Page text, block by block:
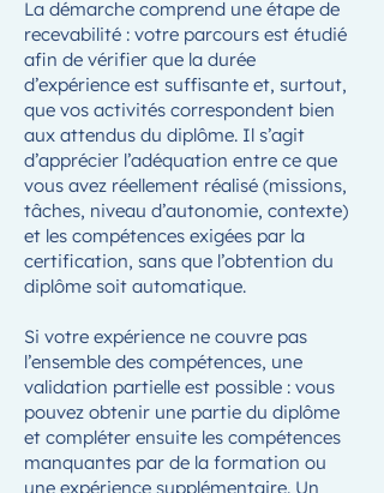
La démarche comprend une étape de
recevabilité : votre parcours est étudié
afin de vérifier que la durée
d’expérience est suffisante et, surtout,
que vos activités correspondent bien
aux attendus du diplôme. Il s’agit
d’apprécier l’adéquation entre ce que
vous avez réellement réalisé (missions,
tâches, niveau d’autonomie, contexte)
et les compétences exigées par la
certification, sans que l’obtention du
diplôme soit automatique.
Si votre expérience ne couvre pas
l’ensemble des compétences, une
validation partielle est possible : vous
pouvez obtenir une partie du diplôme
et compléter ensuite les compétences
manquantes par de la formation ou
une expérience supplémentaire. Un